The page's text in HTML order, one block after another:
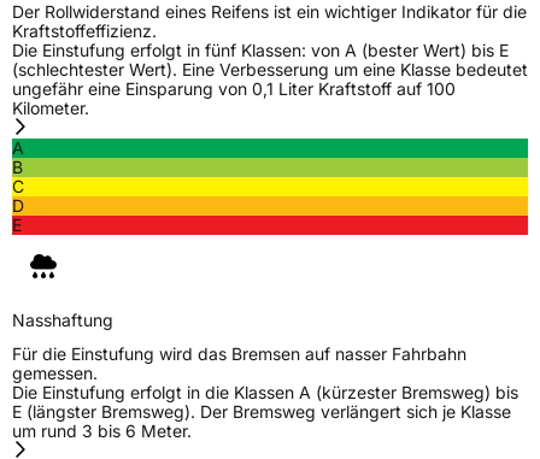
Der Rollwiderstand eines Reifens ist ein wichtiger Indikator für die
Kraftstoffeffizienz.
Die Einstufung erfolgt in fünf Klassen: von A (bester Wert) bis E
(schlechtester Wert). Eine Verbesserung um eine Klasse bedeutet
ungefähr eine Einsparung von 0,1 Liter Kraftstoff auf 100
Kilometer.
A
B
C
D
E
Nasshaftung
Für die Einstufung wird das Bremsen auf nasser Fahrbahn
gemessen.
Die Einstufung erfolgt in die Klassen A (kürzester Bremsweg) bis
E (längster Bremsweg). Der Bremsweg verlängert sich je Klasse
um rund 3 bis 6 Meter.